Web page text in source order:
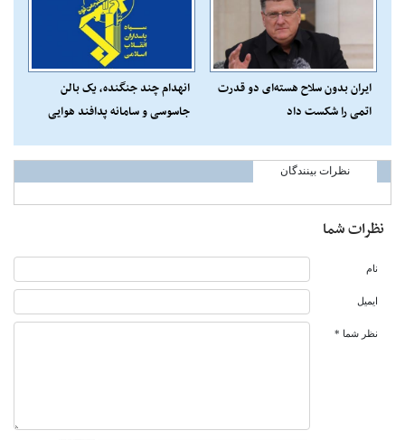
ایران بدون سلاح هسته‌ای دو قدرت
اتمی را شکست داد
انهدام چند جنگنده، یک بالن
جاسوسی و سامانه پدافند هوایی
نظرات بینندگان
نظرات شما
نام
ایمیل
نظر شما *